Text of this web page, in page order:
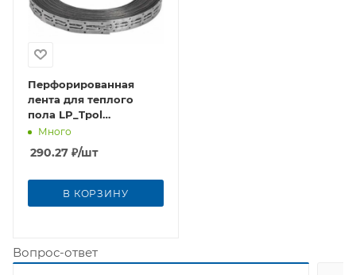
Перфорированная
лента для теплого
пола LP_Tpol
20х0,55мм (10 м)
оцинкованная сталь
Много
290.27 ₽/шт
В КОРЗИНУ
Вопрос-ответ